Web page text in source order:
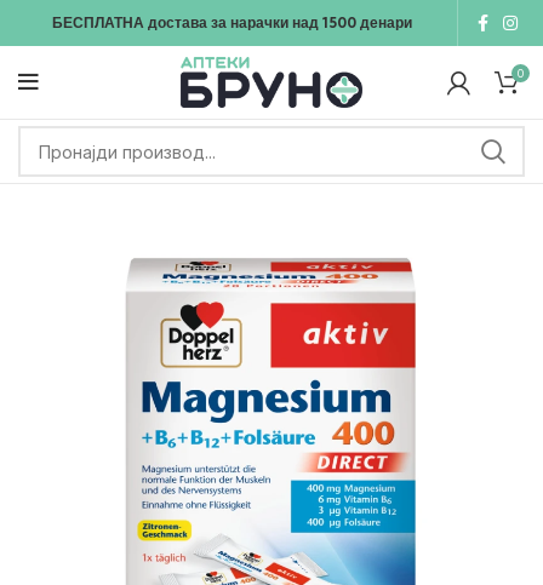
БЕСПЛАТНА доставаза нарачки над 1500денари
0